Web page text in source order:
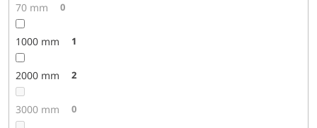
70 mm 0
1000 mm 1
2000 mm 2
3000 mm 0